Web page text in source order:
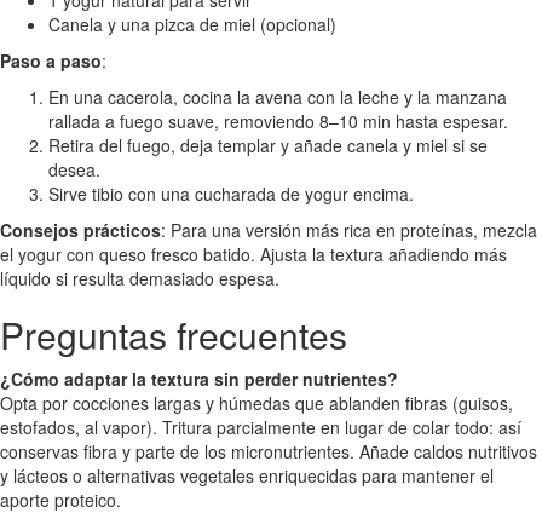
Canela y una pizca de miel (opcional)
Paso a paso:
En una cacerola, cocina la avena con la leche y la manzana
rallada a fuego suave, removiendo 8–10 min hasta espesar.
Retira del fuego, deja templar y añade canela y miel si se
desea.
Sirve tibio con una cucharada de yogur encima.
Consejos prácticos: Para una versión más rica en proteínas, mezcla
el yogur con queso fresco batido. Ajusta la textura añadiendo más
líquido si resulta demasiado espesa.
Preguntas frecuentes
¿Cómo adaptar la textura sin perder nutrientes?
Opta por cocciones largas y húmedas que ablanden fibras (guisos,
estofados, al vapor). Tritura parcialmente en lugar de colar todo: así
conservas fibra y parte de los micronutrientes. Añade caldos nutritivos
y lácteos o alternativas vegetales enriquecidas para mantener el
aporte proteico.